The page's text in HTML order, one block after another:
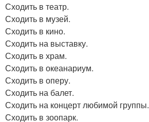
Сходить в театр.
Сходить в музей.
Сходить в кино.
Сходить на выставку.
Сходить в храм.
Сходить в океанариум.
Сходить в оперу.
Сходить на балет.
Сходить на концерт любимой группы.
Сходить в зоопарк.